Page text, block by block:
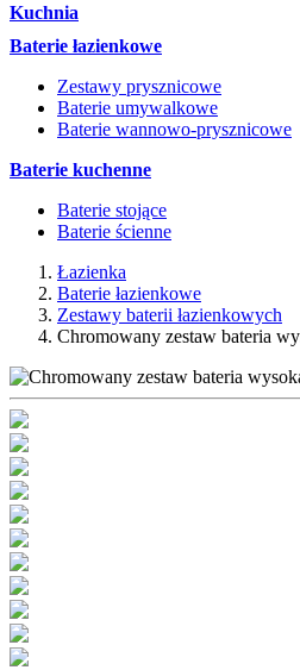
Kuchnia
Baterie łazienkowe
Zestawy prysznicowe
Baterie umywalkowe
Baterie wannowo-prysznicowe
Baterie kuchenne
Baterie stojące
Baterie ścienne
Łazienka
Baterie łazienkowe
Zestawy baterii łazienkowych
Chromowany zestaw bateria